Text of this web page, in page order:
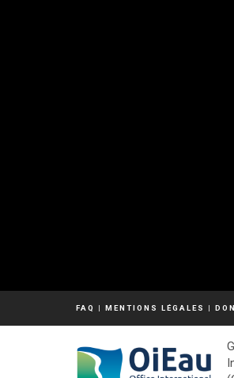
FAQ | MENTIONS LÉGALES |